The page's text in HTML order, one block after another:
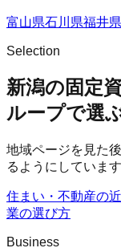
富山県石川県福井県
Selection
新潟の固定
ループで選
地域ページを見た
るようにしています
住まい・不動産の
業の選び方
Business